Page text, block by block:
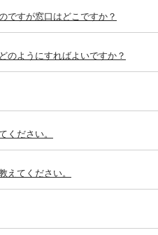
ですが窓口はどこですか？
のようにすればよいですか？
ください。
えてください。